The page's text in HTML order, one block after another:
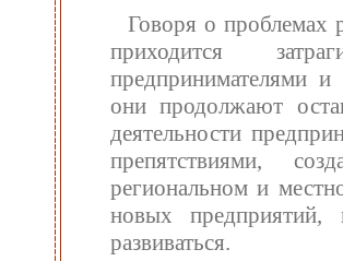
Говоря о проблемах
приходится
предпринимателями
они продолжают
деятельности
препятствиями,
региональном и
новых
развиваться.